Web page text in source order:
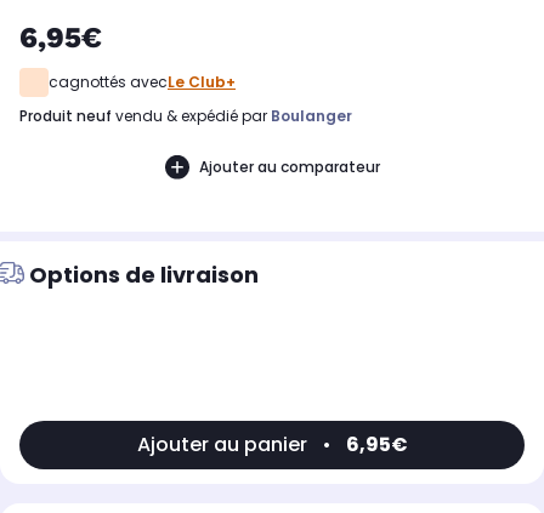
6,95€
cagnottés avecLe Club+
produit neuf vendu & expédié par Boulanger
Ajouter au comparateur
Options de livraison
Ajouter au panier • 6,95€